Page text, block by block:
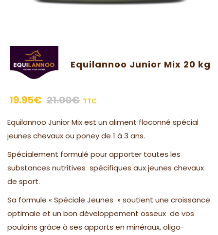
Equilannoo Junior Mix 20 kg
19.95€ 21.00€ TTC
Equilannoo Junior Mix est un aliment floconné spécial
jeunes chevaux ou poney de 1 à 3 ans.
Spécialement formulé pour apporter toutes les
substances nutritives spécifiques aux jeunes chevaux
de sport.
Sa formule « Spéciale Jeunes » soutient une croissance
optimale et un bon développement osseux de vos
poulains grâce à ses apports en minéraux, oligo-